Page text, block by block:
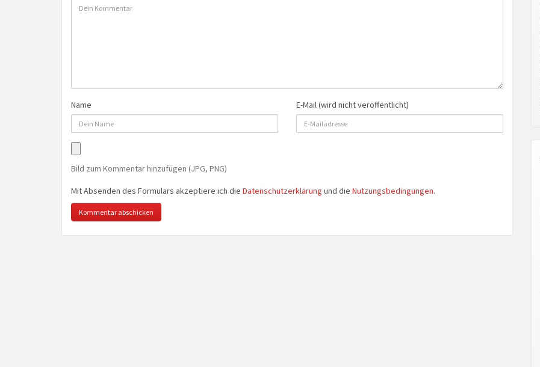
Name E-Mail (wird nicht veröffentlicht)
Bild zum Kommentar hinzufügen (JPG, PNG)
Mit Absenden des Formulars akzeptiere ich die Datenschutzerklärung und die Nutzungsbedingungen.